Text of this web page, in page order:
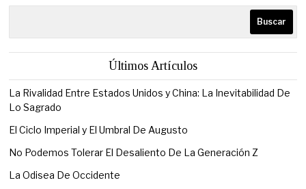
Buscar
Últimos Artículos
La Rivalidad Entre Estados Unidos y China: La Inevitabilidad De
Lo Sagrado
El Ciclo Imperial y El Umbral De Augusto
No Podemos Tolerar El Desaliento De La Generación Z
La Odisea De Occidente